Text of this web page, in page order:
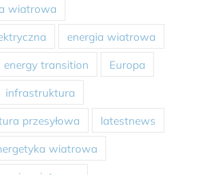
wiatrowa
energia wiatrowa
energy transition Europa
infrastruktura
przesyłowa latestnews
wiatrowa